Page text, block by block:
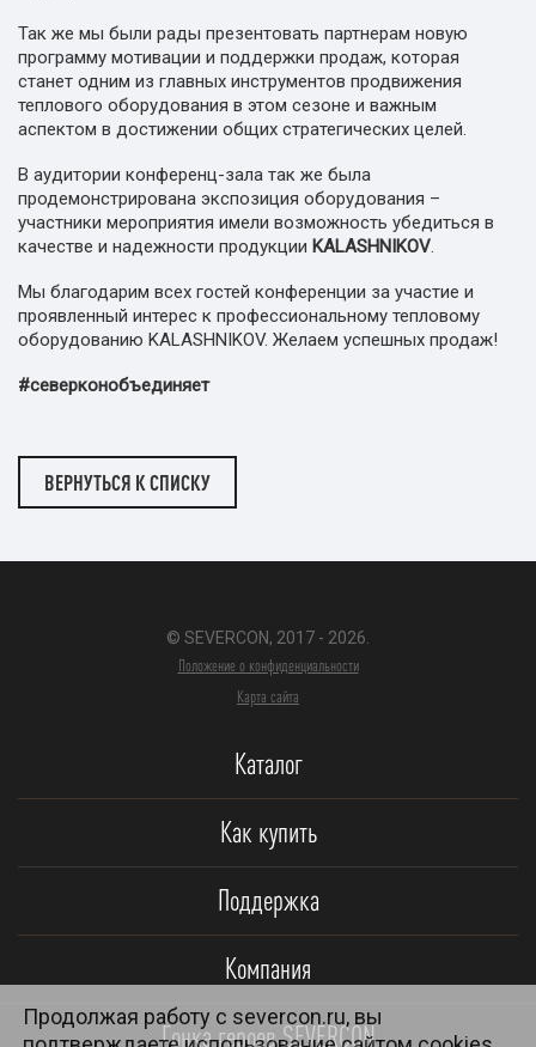
Так же мы были рады презентовать партнерам новую
программу мотивации и поддержки продаж, которая
станет одним из главных инструментов продвижения
теплового оборудования в этом сезоне и важным
аспектом в достижении общих стратегических целей.
В аудитории конференц-зала так же была
продемонстрирована экспозиция оборудования –
участники мероприятия имели возможность убедиться в
качестве и надежности продукции KALASHNIKOV.
Мы благодарим всех гостей конференции за участие и
проявленный интерес к профессиональному тепловому
оборудованию KALASHNIKOV. Желаем успешных продаж!
#северконобъединяет
ВЕРНУТЬСЯ К СПИСКУ
© SEVERCON, 2017 - 2026.
Положение о конфиденциальности
Карта сайта
Каталог
Как купить
Поддержка
Компания
Гонка героев SEVERCON
Продолжая работу с severcon.ru, вы